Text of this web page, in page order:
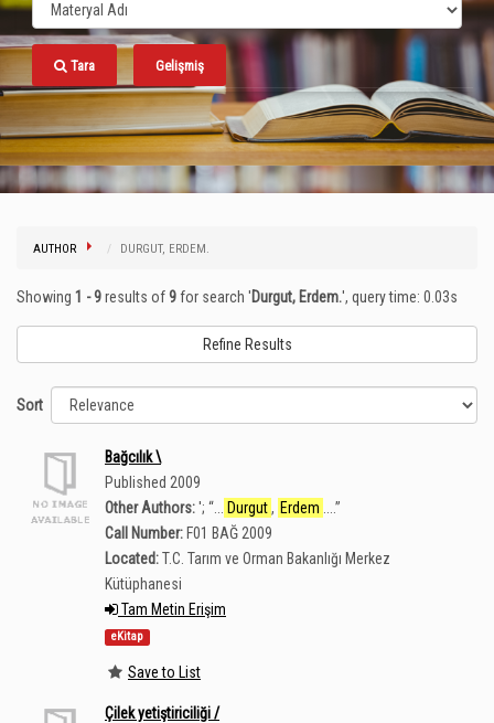
Tara Gelişmiş
AUTHOR DURGUT, ERDEM.
Showing 1 - 9results of9for search 'Durgut, Erdem.', query time: 0.03s
Refine Results
Sort
Bağcılık \
Published 2009
Other Authors:'; “ Durgut , Erdem ....”
Call Number: F01 BAĞ 2009
Located:T.C. Tarım ve Orman Bakanlığı Merkez
Kütüphanesi
Tam Metin Erişim
eKitap
Save to List
Çilek yetiştiriciliği /